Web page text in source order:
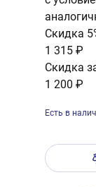
Скидка
1 315 ₽
Скидка
1 200 ₽
Есть в